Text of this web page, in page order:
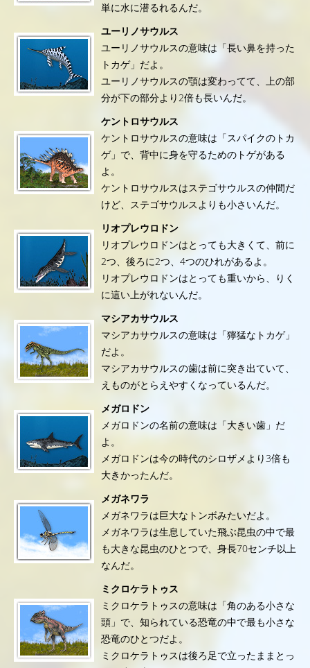
単に水に潜るれるんだ。
ユーリノサウルス
ユーリノサウルスの意味は「長い鼻を持った
トカゲ」だよ。
ユーリノサウルスの顎は変わってて、上の部
分が下の部分より2倍も長いんだ。
ケントロサウルス
ケントロサウルスの意味は「スパイクのトカ
ゲ」で、背中に身を守るためのトゲがある
よ。
ケントロサウルスはステゴサウルスの仲間だ
けど、ステゴサウルスよりも小さいんだ。
リオプレウロドン
リオプレウロドンはとっても大きくて、前に
2つ、後ろに2つ、4つのひれがあるよ。
リオプレウロドンはとっても重いから、りく
に這い上がれないんだ。
マシアカサウルス
マシアカサウルスの意味は「獰猛なトカゲ」
だよ。
マシアカサウルスの歯は前に突き出ていて、
えものがとらえやすくなっているんだ。
メガロドン
メガロドンの名前の意味は「大きい歯」だ
よ。
メガロドンは今の時代のシロザメより3倍も
大きかったんだ。
メガネワラ
メガネワラは巨大なトンボみたいだよ。
メガネワラは生息していた飛ぶ昆虫の中で最
も大きな昆虫のひとつで、身長70センチ以上
なんだ。
ミクロケラトゥス
ミクロケラトゥスの意味は「角のある小さな
頭」で、知られている恐竜の中で最も小さな
恐竜のひとつだよ。
ミクロケラトゥスは後ろ足で立ったままとっ